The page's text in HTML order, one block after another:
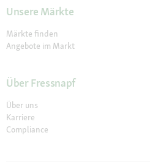
Unsere Märkte
Märkte finden
Angebote im Markt
Über Fressnapf
Über uns
Karriere
Compliance